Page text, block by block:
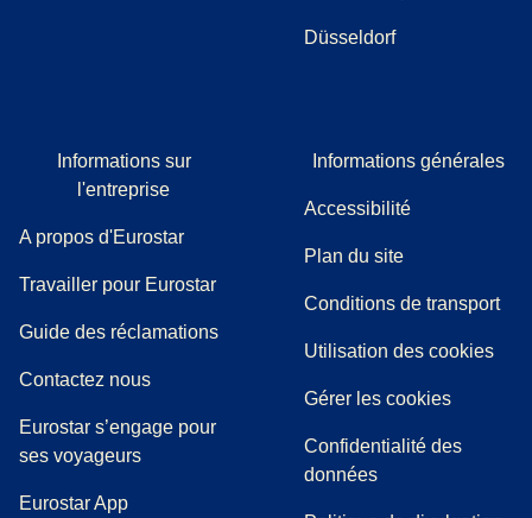
page concernant
voyage aller effectué en Eurostar, dans la limite des
disponibilités.
Düsseldorf
Informations sur
l'entreprise
A propos d'Eurostar
Travailler pour Eurostar
Guide des réclamations((
Contactez nous
Eurostar s’engage pour
ses voyageurs
Eurostar App
Informations générales
Accessibilité
Plan du site
Conditions de transport
Utilisation des cookies
Gérer les cookies
Confidentialité des
données